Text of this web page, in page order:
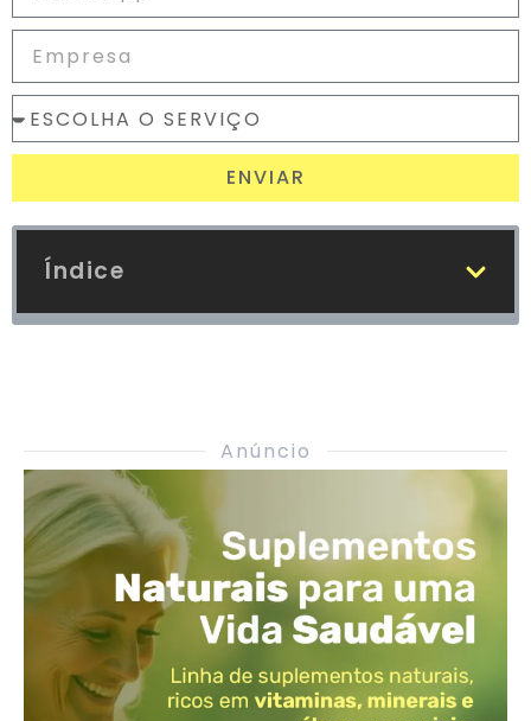
ENVIAR
Índice
Anúncio